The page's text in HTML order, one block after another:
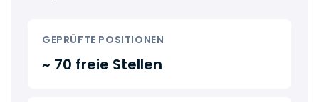
GEPRÜFTE POSITIONEN
~ 70 freie Stellen